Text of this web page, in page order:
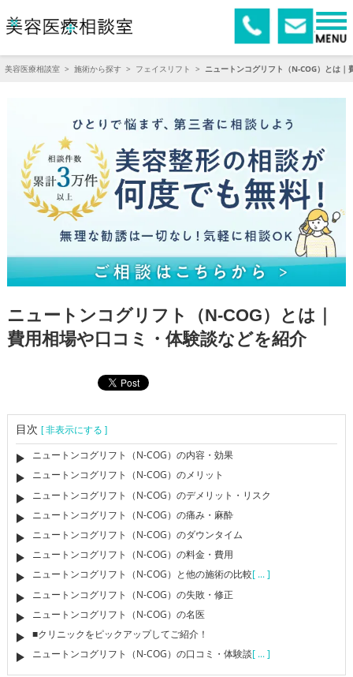
美容医療相談室 > 施術から探す > フェイスリフト > ニュートンコグリフト（N-COG）とは
ニュートンコグリフト（N-COG）とは｜
費用相場や口コミ・体験談などを紹介
目次[ 非表示にする ]
ニュートンコグリフト（N-COG）の内容・効果
ニュートンコグリフト（N-COG）のメリット
ニュートンコグリフト（N-COG）のデメリット・リスク
ニュートンコグリフト（N-COG）の痛み・麻酔
ニュートンコグリフト（N-COG）のダウンタイム
ニュートンコグリフト（N-COG）の料金・費用
ニュートンコグリフト（N-COG）と他の施術の比較[ ... ]
ニュートンコグリフト（N-COG）の失敗・修正
ニュートンコグリフト（N-COG）の名医
■クリニックをピックアップしてご紹介！
ニュートンコグリフト（N-COG）の口コミ・体験談[ ... ]